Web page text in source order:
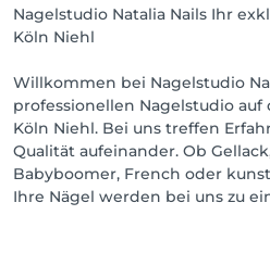
Nagelstudio Natalia Nails Ihr
Köln Niehl
Willkommen bei Nagelstudio
professionellen Nagelstudio auf
Köln Niehl. Bei uns treffen
Qualität aufeinander. Ob
Babyboomer, French oder
Ihre Nägel werden bei uns zu